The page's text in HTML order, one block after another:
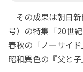
その成果は朝日
号）の特集「20世
春秋の「ノーサイ
昭和異色の『父と